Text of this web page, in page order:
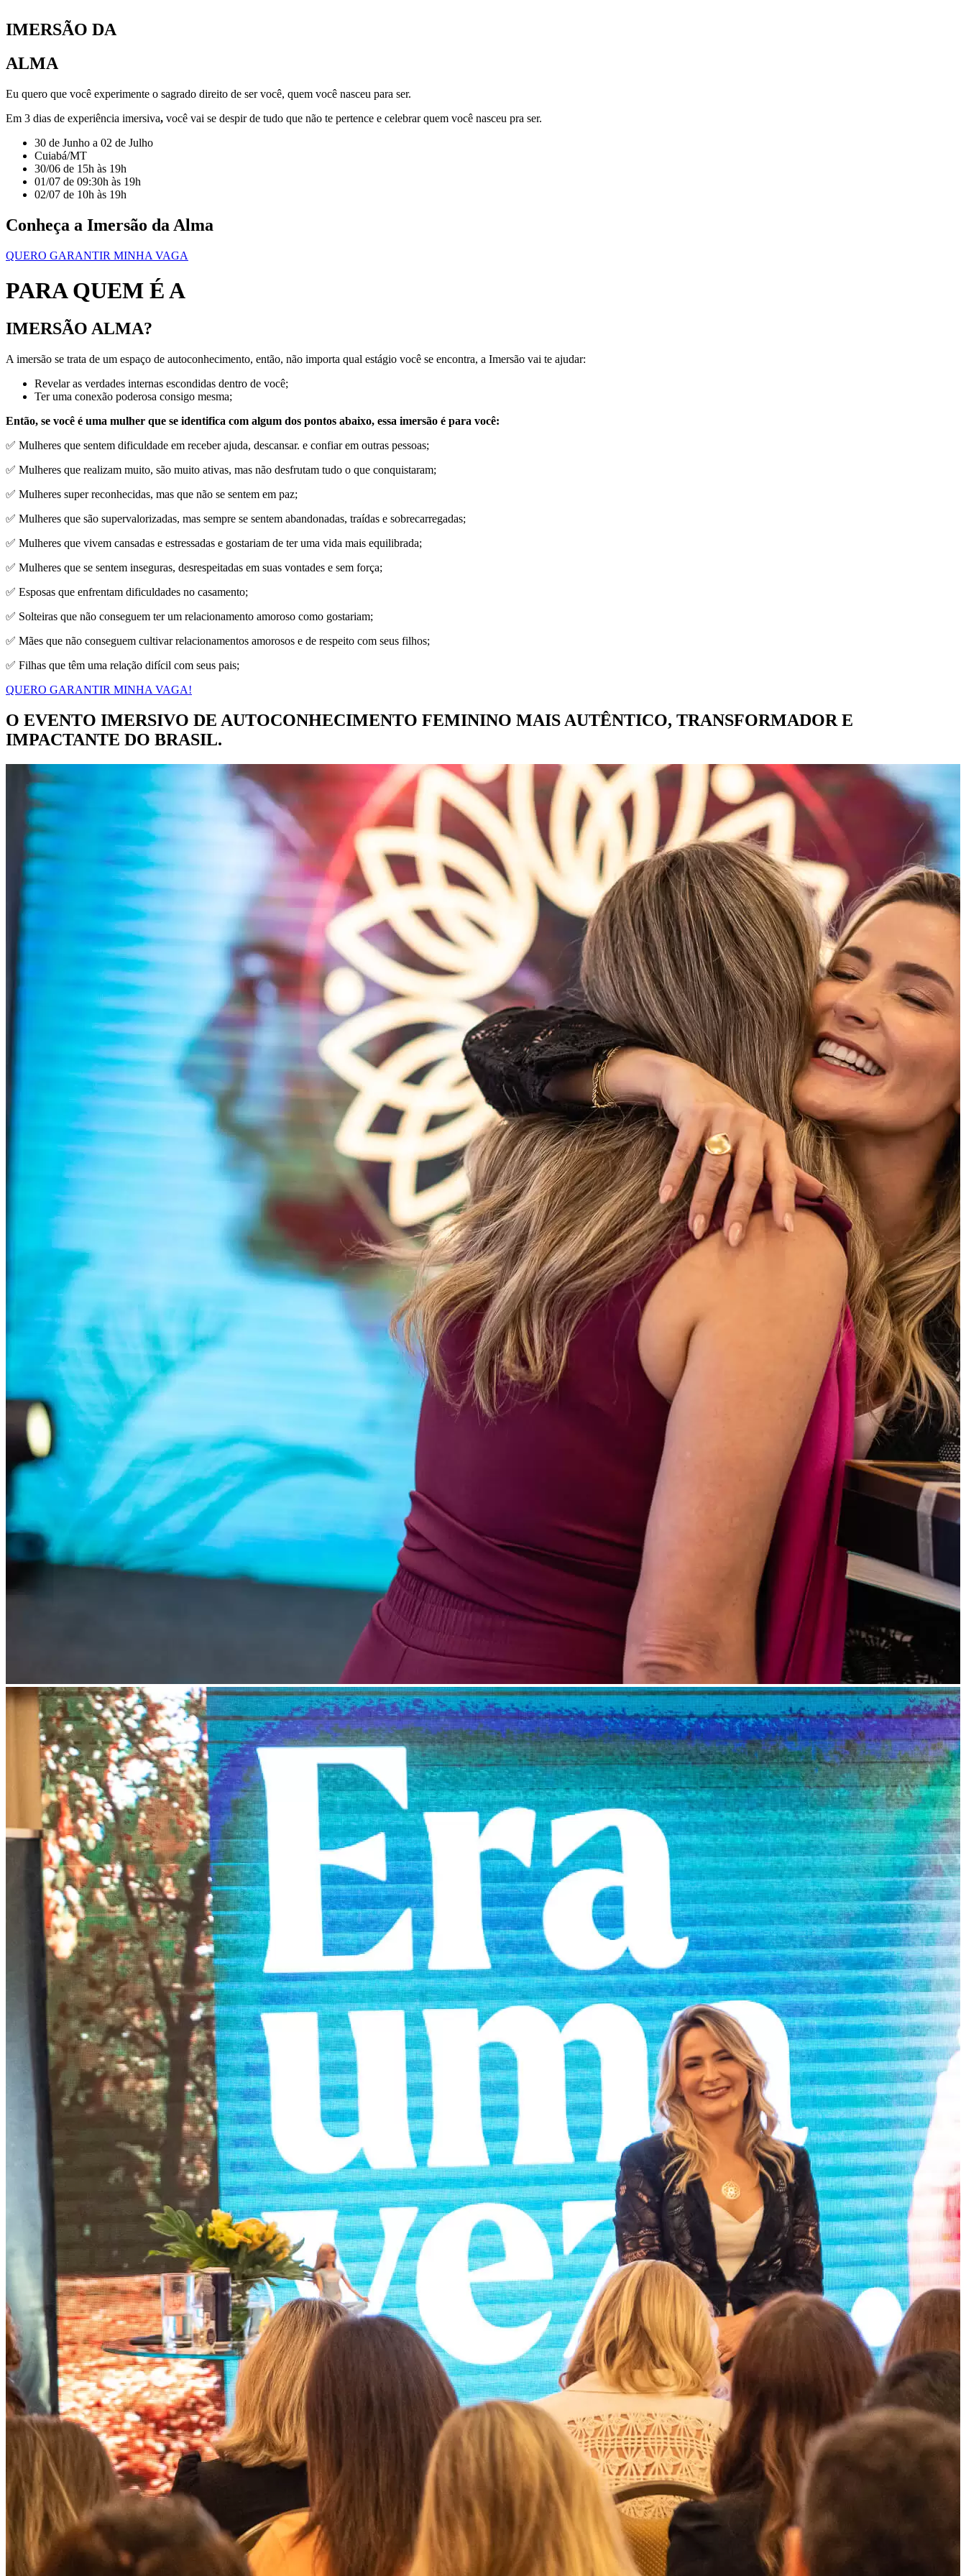
IMERSÃO DA
ALMA
Eu quero que você experimente o sagrado direito de ser você, quem você nasceu para ser.
Em 3 dias de experiência imersiva, você vai se despirde tudo que não te pertence e celebrarquem você nasceu pra ser.
30 de Junho a 02 de Julho
Cuiabá/MT
30/06 de 15h às 19h
01/07 de 09:30h às 19h
02/07 de 10h às 19h
Conheça a Imersão da Alma
QUERO GARANTIR MINHA VAGA
PARA QUEM É A
IMERSÃO ALMA?
A imersão se trata de um espaço de autoconhecimento, então, não importa qual estágio você se encontra, a Imersão vai te ajudar:
Revelar as verdades internas escondidas dentro de você;
Ter uma conexão poderosa consigo mesma;
Então, se você é uma mulher que se identifica com algum dos pontos abaixo, essa imersão é para você:
✅ Mulheres que sentem dificuldade em receber ajuda, descansar. e confiar em outras pessoas;
✅ Mulheres que realizam muito, são muito ativas, mas não desfrutam tudo o que conquistaram;
✅ Mulheres super reconhecidas, mas que não se sentem em paz;
✅ Mulheres que são supervalorizadas, mas sempre se sentem abandonadas, traídas e sobrecarregadas;
✅ Mulheres que vivem cansadas e estressadas e gostariam de ter uma vida mais equilibrada;
✅ Mulheres que se sentem inseguras, desrespeitadas em suas vontades e sem força;
✅ Esposas que enfrentam dificuldades no casamento;
✅ Solteiras que não conseguem ter um relacionamento amoroso como gostariam;
✅ Mães que não conseguem cultivar relacionamentos amorosos e de respeito com seus filhos;
✅ Filhas que têm uma relação difícil com seus pais;
QUERO GARANTIR MINHA VAGA!
O EVENTO IMERSIVO DE AUTOCONHECIMENTO FEMININO MAIS AUTÊNTICO, TRANSFORMADOR E
IMPACTANTE DO BRASIL.